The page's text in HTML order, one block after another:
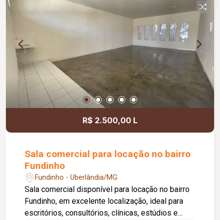
inclusa no condomínio, zelador e limpeza das
áreas comuns, copa, DML (Depósito de Material
de Limpeza), sistema de ronda, alarme, câmeras
de segurança e internet disponível. Como
diferencial, existe a possibilidade de ampliação
da área da sala, conforme a necessidade do
locatário. Entre em contato para mais
informações e agende uma visita.
R$ 2.500,00 L
Sala comercial para locação no bairro
Fundinho
Fundinho - Uberlândia/MG
Sala comercial disponível para locação no bairro
Fundinho, em excelente localização, ideal para
escritórios, consultórios, clínicas, estúdios e